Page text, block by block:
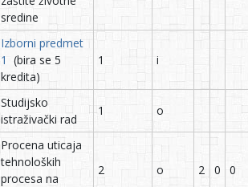
sredine
Izborni predmet
1 (bira se 5
kredita)
1 i
Studijsko
istraživački rad
1 o
Procena uticaja
tehnoloških
procesa na
2 o 2 0 0